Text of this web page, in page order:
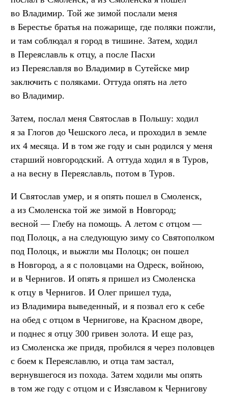
во Владимир. Той же зимой послали меня
в Берестье братья на пожарище, где поляки пожгли,
и там соблюдал я город в тишине. Затем, ходил
в Переяславль к отцу, а после Пасхи
из Переяславля во Владимир в Сутейске мир
заключить с поляками. Оттуда опять на лето
во Владимир.
Затем, послал меня Святослав в Польшу: ходил
я за Глогов до Чешского леса, и проходил в земле
их 4 месяца. И в том же году и сын родился у меня
старший новгородский. А оттуда ходил я в Туров,
а на весну в Переяславль, потом в Туров.
И Святослав умер, и я опять пошел в Смоленск,
а из Смоленска той же зимой в Новгород;
весной — Глебу на помощь. А летом с отцом —
под Полоцк, а на следующую зиму со Святополком
под Полоцк, и выжгли мы Полоцк; он пошел
в Новгород, а я с половцами на Одреск, войною,
и в Чернигов. И опять я пришел из Смоленска
к отцу в Чернигов. И Олег пришел туда,
из Владимира выведенный, и я позвал его к себе
на обед с отцом в Чернигове, на Красном дворе,
и поднес я отцу 300 гривен золота. И еще раз,
из Смоленска же придя, пробился я через половцев
с боем к Переяславлю, и отца там застал,
вернувшегося из похода. Затем ходили мы опять
в том же году с отцом и с Изяславом к Чернигову